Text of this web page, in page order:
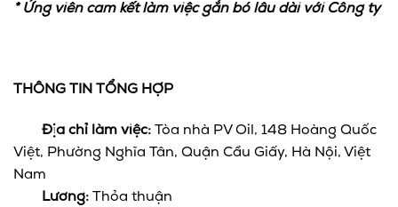
* Ứng viên cam kết làm việc gắn bó lâu dài với Công ty
THÔNG TIN TỔNG HỢP
Địa chỉ làm việc: Tòa nhà PV Oil, 148 Hoàng Quốc
Việt, Phường Nghĩa Tân, Quận Cầu Giấy, Hà Nội, Việt
Nam
Lương: Thỏa thuận